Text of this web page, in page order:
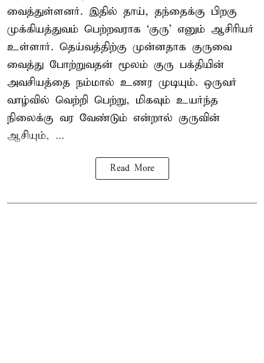
வைத்துள்ளனர். இதில் தாய், தந்தைக்கு பிறகு
முக்கியத்துவம் பெற்றவராக ‘குரு’ எனும் ஆசிரியர்
உள்ளார். தெய்வத்திற்கு முன்னதாக குருவை
வைத்து போற்றுவதன் மூலம் குரு பக்தியின்
அவசியத்தை நம்மால் உணர முடியும். ஒருவர்
வாழ்வில் வெற்றி பெற்று, மிகவும் உயர்ந்த
நிலைக்கு வர வேண்டும் என்றால் குருவின்
ஆசியும், ...
Read More